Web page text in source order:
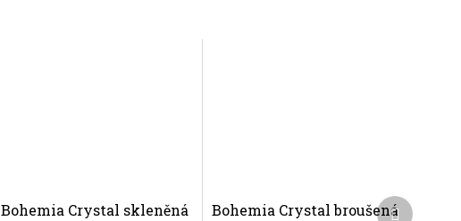
Bohemia Crystal skleněná
Bohemia Crystal broušená Další